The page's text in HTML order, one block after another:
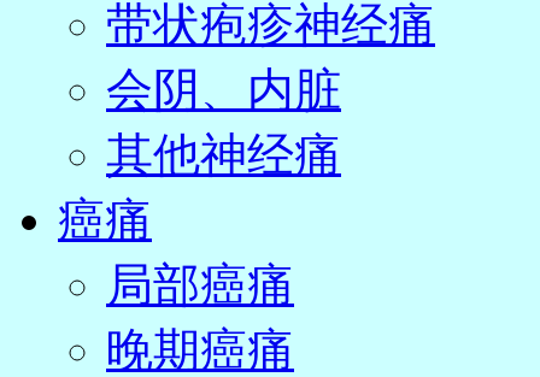
带状疱疹神经痛
会阴、内脏
其他神经痛
癌痛
局部癌痛
晚期癌痛